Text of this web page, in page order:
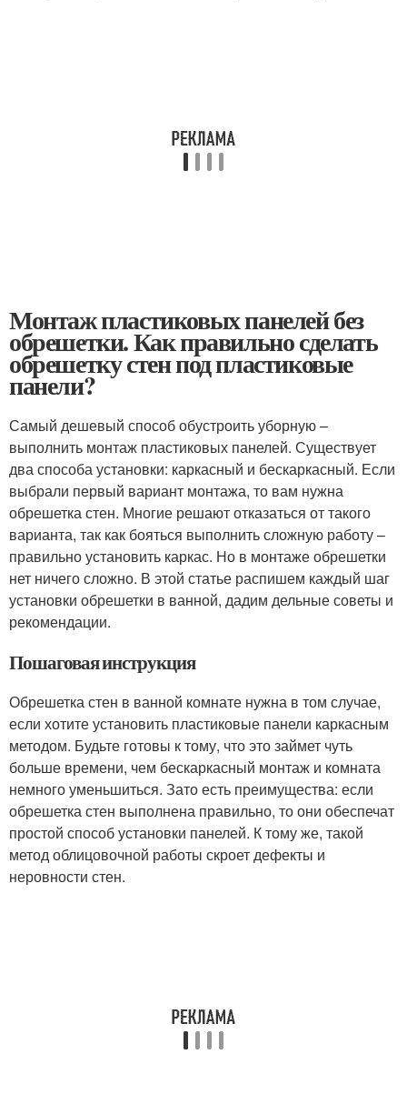
Монтаж пластиковых панелей без
обрешетки. Как правильно сделать
обрешетку стен под пластиковые
панели?
Самый дешевый способ обустроить уборную –
выполнить монтаж пластиковых панелей. Существует
два способа установки: каркасный и бескаркасный. Если
выбрали первый вариант монтажа, то вам нужна
обрешетка стен. Многие решают отказаться от такого
варианта, так как бояться выполнить сложную работу –
правильно установить каркас. Но в монтаже обрешетки
нет ничего сложно. В этой статье распишем каждый шаг
установки обрешетки в ванной, дадим дельные советы и
рекомендации.
Пошаговая инструкция
Обрешетка стен в ванной комнате нужна в том случае,
если хотите установить пластиковые панели каркасным
методом. Будьте готовы к тому, что это займет чуть
больше времени, чем бескаркасный монтаж и комната
немного уменьшиться. Зато есть преимущества: если
обрешетка стен выполнена правильно, то они обеспечат
простой способ установки панелей. К тому же, такой
метод облицовочной работы скроет дефекты и
неровности стен.